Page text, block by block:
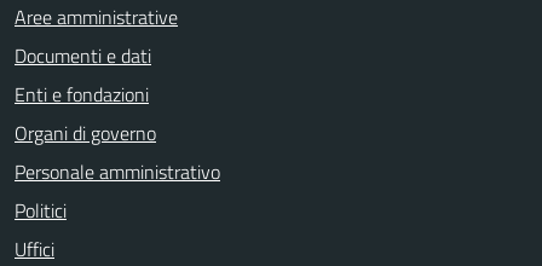
Aree amministrative
Documenti e dati
Enti e fondazioni
Organi di governo
Personale amministrativo
Politici
Uffici